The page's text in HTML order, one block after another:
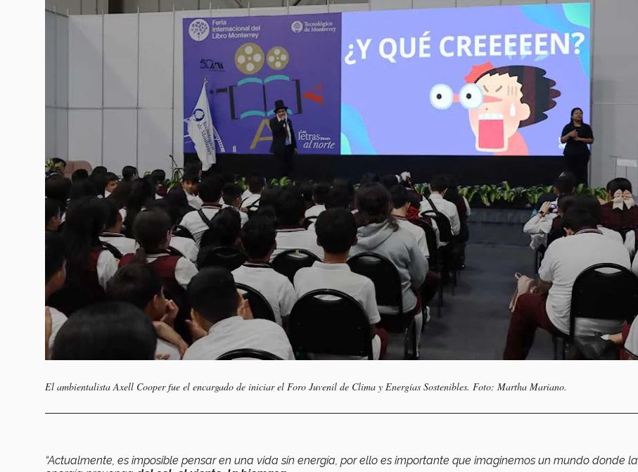
El ambientalista Axell Cooper fue el encargado de iniciar el Foro Juvenil de Clima y Energías Sostenibles. Foto: Martha Mariano.
“Actualmente, es imposible pensar en una vida sin energía, por ello es importante que imaginemos un mundo donde la